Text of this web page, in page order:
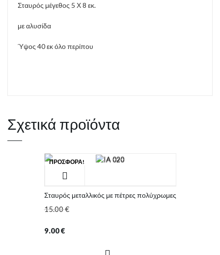
Σταυρός μέγεθος 5 Χ 8 εκ.
με αλυσίδα
Ύψος 40 εκ όλο περίπου
Σχετικά προϊόντα
ΠΡΟΣΦΟΡΆ!
Σταυρός μεταλλικός με πέτρες πολύχρωμες
15.00€
9.00€